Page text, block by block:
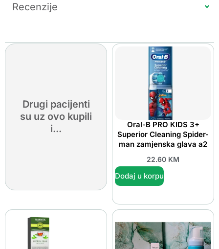
Recenzije
Drugi pacijenti
su uz ovo kupili
i...
Oral-B PRO KIDS 3+
Superior Cleaning Spider-
man zamjenska glava a2
22.60 KM
Dodaj u korpu